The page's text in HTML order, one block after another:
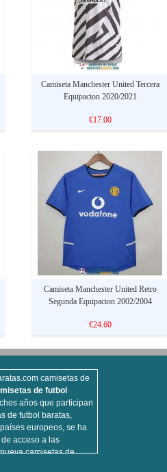
Camiseta Manchester United Tercera
Equipacion 2020/2021
€17.00
Camiseta Manchester United Retro
Segunda Equipacion 2002/2004
€24.60
camisetas de
de futbol
años que participan
de futbol baratas,
europeos, se ha
acceso a las
camisetas de